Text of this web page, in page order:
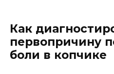
Как
первопричину
боли в копчике